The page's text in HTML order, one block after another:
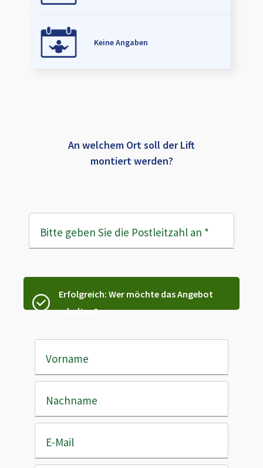
Keine Angaben
An welchem Ort soll der Lift
montiert werden?
Bitte geben Sie die Postleitzahl an *
Erfolgreich: Wer möchte das Angebot
erhalten?
Vorname
Nachname
E-Mail